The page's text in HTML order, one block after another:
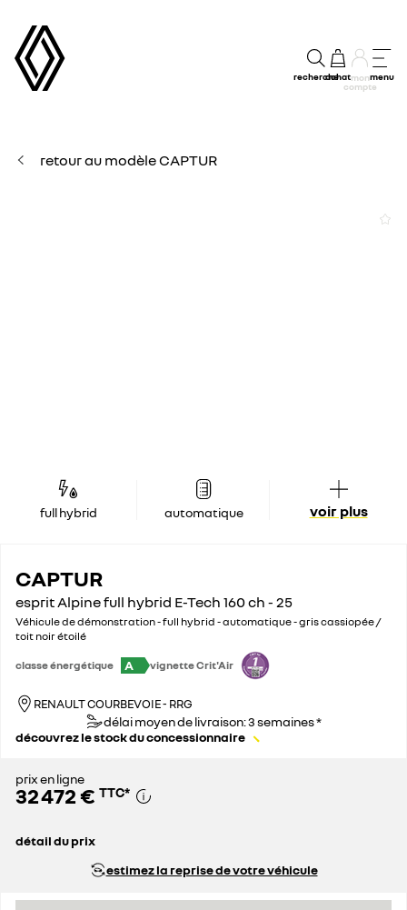
rechercheachatmon
compte
menu
retour au modèle CAPTUR
full hybrid automatique voir plus
CAPTUR
esprit Alpine full hybrid E-Tech 160 ch - 25
Véhicule de démonstration - full hybrid - automatique - gris cassiopée /
toit noir étoilé
classe énergétique A vignette Crit'Air
RENAULT COURBEVOIE - RRG
délai moyen de livraison: 3 semaines *
découvrez le stock du concessionnaire
prix en ligne
32 472 € TTC*
détail du prix
remise concessionnaire déduiteestimez la reprise de votre véhicule